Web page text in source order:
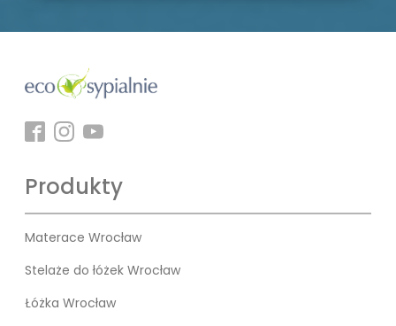
Produkty
Materace Wrocław
Stelaże do łóżek Wrocław
Łóżka Wrocław